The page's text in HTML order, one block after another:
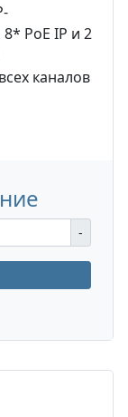
PoE IP и 2
каналов
-